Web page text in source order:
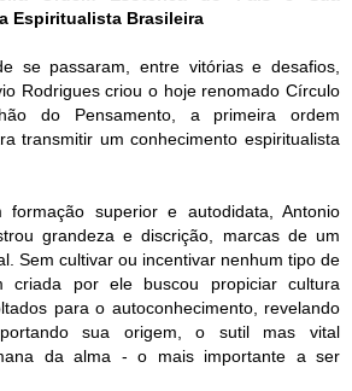
Espiritualista Brasileira
se passaram, entre vitórias e desafios,
Rodrigues criou o hoje renomado Círculo
do Pensamento, a primeira ordem
transmitir um conhecimento espiritualista
formação superior e autodidata, Antonio
grandeza e discrição, marcas de um
Sem cultivar ou incentivar nenhum tipo de
criada por ele buscou propiciar cultura
para o autoconhecimento, revelando
sua origem, o sutil mas vital
da alma - o mais importante a ser